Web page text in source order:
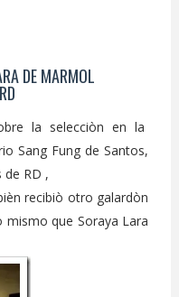
DE MARMOL
la selecciòn en la
Sang Fung de Santos,
RD ,
recibiò otro galardòn
que Soraya Lara